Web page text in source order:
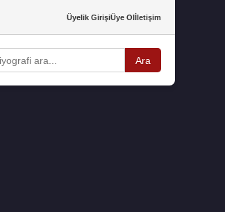
Üyelik GirişiÜye Olİletişim
Ara